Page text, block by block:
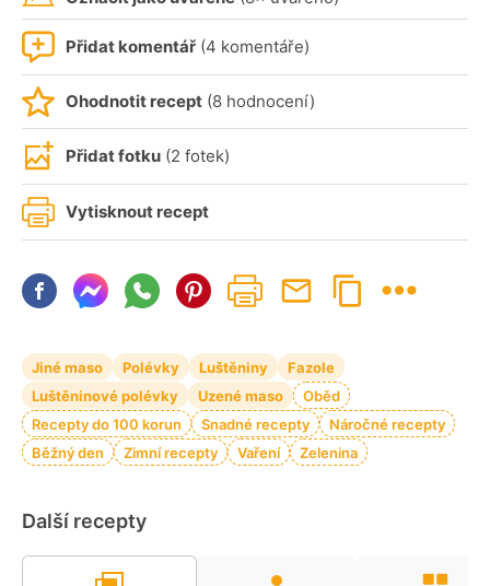
Přidat komentář (4 komentáře)
Ohodnotit recept (8 hodnocení)
Přidat fotku (2 fotek)
Vytisknout recept
Jiné maso Polévky Luštěniny
Fazole
Luštěninové polévky
Uzené maso
Oběd
Recepty do 100 korun
Snadné recepty
Náročné recepty
Běžný den
Zimní recepty Vaření Zelenina
Další recepty